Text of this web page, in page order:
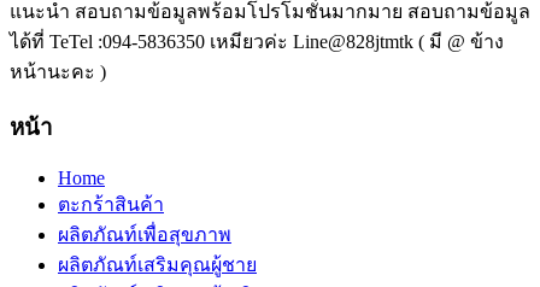
แนะนำ สอบถามข้อมูลพร้อมโปรโมชั่นมากมาย สอบถามข้อมูล
ได้ที่ TeTel :094-5836350 เหมียวค่ะ Line@828jtmtk ( มี @ ข้าง
หน้านะคะ )
หน้า
Home
ตะกร้าสินค้า
ผลิตภัณท์เพื่อสุขภาพ
ผลิตภัณท์เสริมคุณผู้ชาย